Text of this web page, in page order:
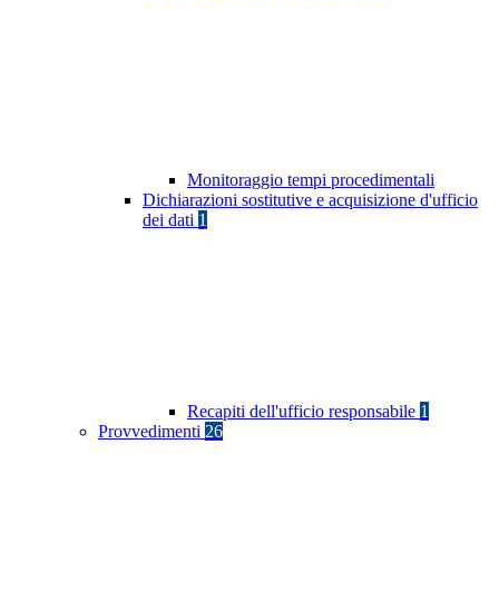
Monitoraggio tempi procedimentali
Dichiarazioni sostitutive e acquisizione d'ufficio
dei dati 1
Recapiti dell'ufficio responsabile 1
Provvedimenti 26